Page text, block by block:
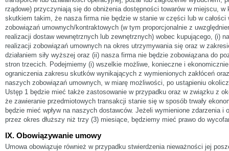
rządowe) przyczyniają się do obniżenia dostępności towarów w miejscu,
skutkiem takim, że nasza firma nie będzie w stanie w części lub w
zobowiązań umownych/kontraktowych (w tym proporcjonalnie z
realizacji dostaw wewnętrznych lub zewnętrznych) wobec kupującego, (i)
realizacji zobowiązań umownych na okres utrzymywania się oraz w
działaniem siły wyższej oraz (ii) nasza firma nie będzie zobowiązana do
stron trzecich. Podejmiemy (i) wszelkie możliwe, konieczne i
ograniczenia zakresu skutków wynikających z wymienionych zakłóceń
naszych zobowiązań umownych, w miarę możliwości, po ustąpieniu
Ustęp 1 będzie mieć także zastosowanie w przypadku oraz w związku z
że zawieranie przedmiotowych transakcji stanie się w sposób trwały
będzie mieć wpływ na naszych dostawców. Jeżeli wymienione zdarzenia
przez okres dłuższy niż trzy (3) miesiące, będziemy mieć prawo do
IX. Obowiązywanie umowy
Umowa obowiązuje również w przypadku stwierdzenia nieważności jej